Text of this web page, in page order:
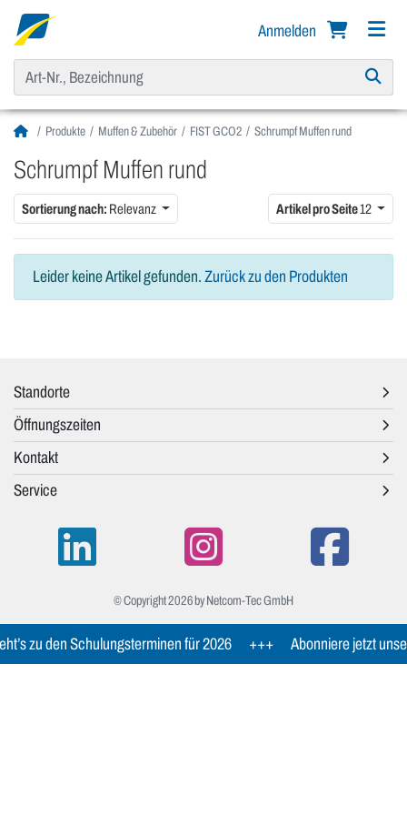
Anmelden
Produkte Muffen & Zubehör FIST GCO2 Schrumpf Muffen rund
Schrumpf Muffen rund
Sortierung nach: Relevanz Artikel pro Seite12
Leider keine Artikel gefunden. Zurück zu den Produkten
Standorte
Öffnungszeiten
Kontakt
Service
© Copyright 2026 by Netcom-Tec GmbH
zu den Schulungsterminen für 2026 +++ Abonniere jetzt